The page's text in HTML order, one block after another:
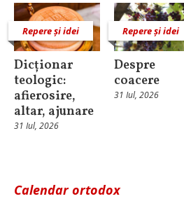
Repere și idei
Dicționar
teologic:
afierosire,
altar, ajunare
31 Iul, 2026
Repere și idei
Despre
coacere
31 Iul, 2026
Calendar ortodox